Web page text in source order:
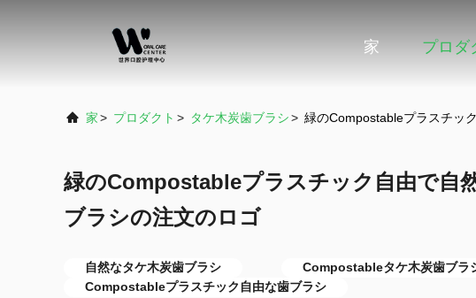
家 プロダ
家> プロダクト > タケ木炭歯ブラシ> 緑のCompostableプラスチッ
緑のCompostableプラスチック自由で自
ブラシの注文のロゴ
自然なタケ木炭歯ブラシ
Compostableタケ木炭歯ブラ
Compostableプラスチック自由な歯ブラシ